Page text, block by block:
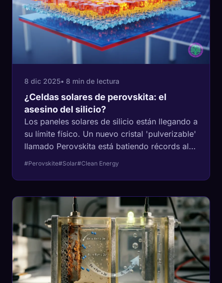
8 dic 2025• 8 min de lectura
¿Celdas solares de perovskita: el
asesino del silicio?
Los paneles solares de silicio están llegando a
su límite físico. Un nuevo cristal 'pulverizable'
llamado Perovskita está batiendo récords al
capturar la luz que el silicio pierde. Aquí está
#Perovskite#Solar#Clean Energy